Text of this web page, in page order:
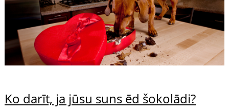
Ko darīt, ja jūsu suns ēd šokolādi?